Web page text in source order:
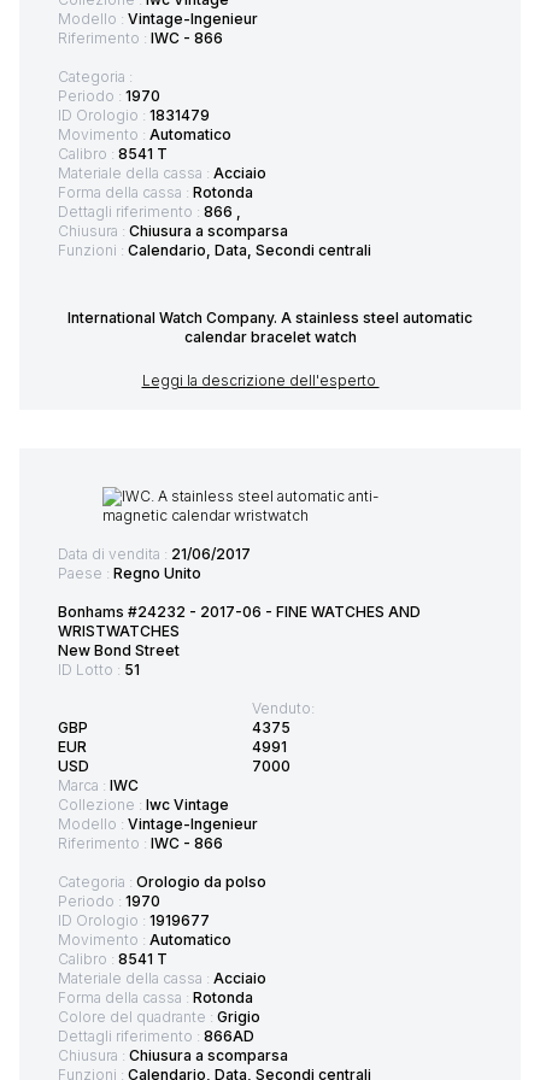
Modello : Vintage-Ingenieur
Riferimento : IWC - 866
Categoria :
Periodo : 1970
ID Orologio : 1831479
Movimento : Automatico
Calibro : 8541 T
Materiale della cassa : Acciaio
Forma della cassa : Rotonda
Dettagli riferimento : 866 ,
Chiusura : Chiusura a scomparsa
Funzioni : Calendario, Data, Secondi centrali
International Watch Company. A stainless steel automatic
calendar bracelet watch
Leggi la descrizione dell'esperto
Data di vendita : 21/06/2017
Paese : Regno Unito
Bonhams #24232 - 2017-06 - FINE WATCHES AND
WRISTWATCHES
New Bond Street
ID Lotto : 51
GBP
EUR
USD
Venduto:
4375
4991
7000
Marca : IWC
Collezione : Iwc Vintage
Modello : Vintage-Ingenieur
Riferimento : IWC - 866
Categoria : Orologio da polso
Periodo : 1970
ID Orologio : 1919677
Movimento : Automatico
Calibro : 8541 T
Materiale della cassa : Acciaio
Forma della cassa : Rotonda
Colore del quadrante : Grigio
Dettagli riferimento : 866AD
Chiusura : Chiusura a scomparsa
Funzioni : Calendario, Data, Secondi centrali